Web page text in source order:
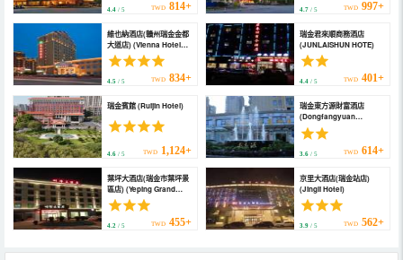
4.4 / 5 TWD 814+ 4.7/ 5 TWD 997+
維也納酒店(贛州瑞金金都
大道店) (Vienna Hotel
(Luzhou Ruijin Jindu
Avenue))
4.5 / 5 TWD 834+
瑞金君來順商務酒店
(JUNLAISHUN HOTE)
4.4/ 5 TWD 401+
瑞金賓館 (Ruijin Hotel)
4.6 / 5 TWD 1,124+
瑞金東方源財富酒店
(Dongfangyuan
Fortune Hotel)
3.6/ 5 TWD 614+
葉坪大酒店(瑞金市葉坪景
區店) (Yeping Grand
Hotel (Ruijin Yeping
Scenic Area))
4.2 / 5 TWD 455+
京里大酒店(瑞金站店)
(Jingli Hotel)
3.9/ 5 TWD 562+